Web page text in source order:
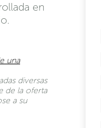
en
una
diversas
de la oferta
a su